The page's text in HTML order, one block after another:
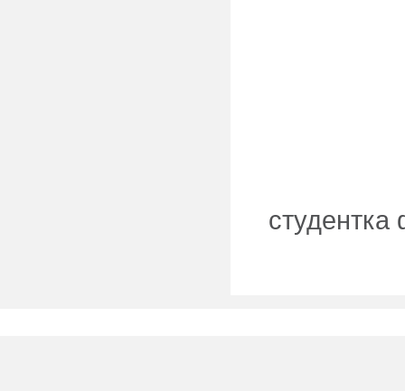
студентка